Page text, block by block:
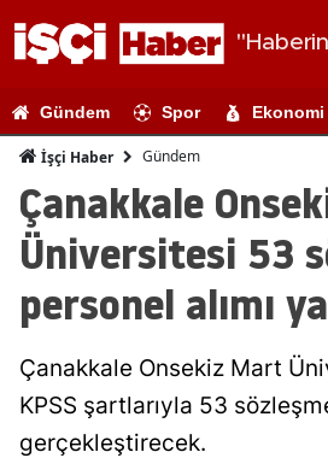
Gündem Spor Ekonomi
İşçi Haber Gündem
Çanakkale
Üniversitesi 53
personel alımı
Çanakkale Onsekiz Mart
KPSS şartlarıyla 53
gerçekleştirecek.